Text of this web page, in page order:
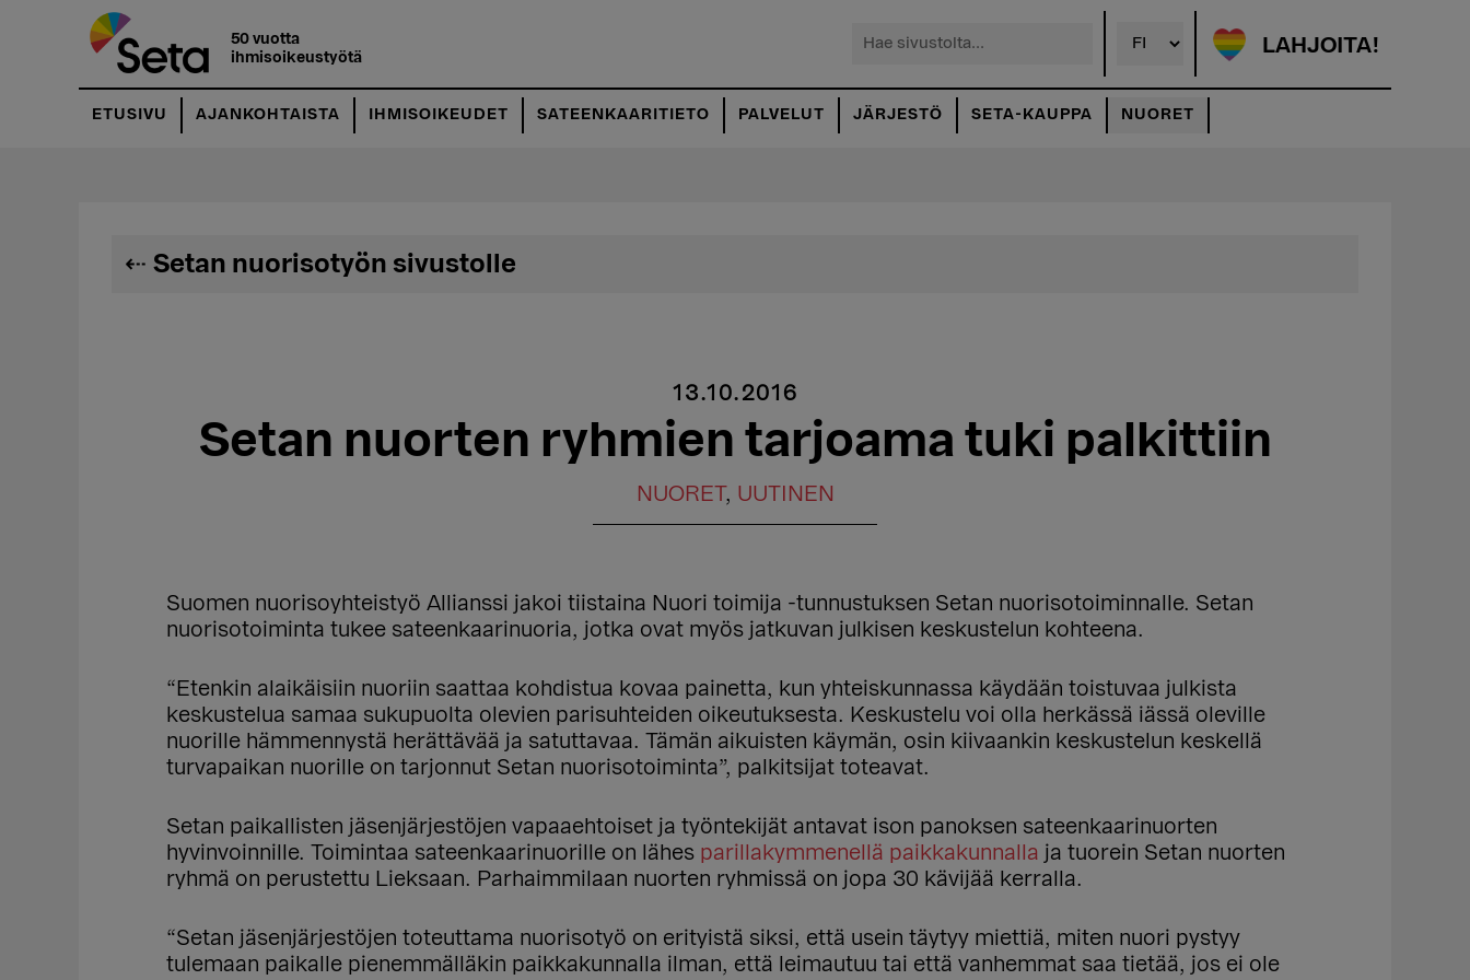
pääsisältöön
50 vuotta
ihmisoikeustyötä
LAHJOITA!
Hae
ETUSIVU AJANKOHTAISTA IHMISOIKEUDET SATEENKAARITIETO PALVELUT JÄRJESTÖ SETA-KAUPPA NUORET
Setan nuorisotyön sivustolle
13.10.2016
Setan nuorten ryhmien tarjoama tuki palkittiin
NUORET, UUTINEN
Suomen nuorisoyhteistyö Allianssi jakoi tiistaina Nuori toimija -tunnustuksen Setan nuorisotoiminnalle. Setan
nuorisotoiminta tukee sateenkaarinuoria, jotka ovat myös jatkuvan julkisen keskustelun kohteena.
“Etenkin alaikäisiin nuoriin saattaa kohdistua kovaa painetta, kun yhteiskunnassa käydään toistuvaa julkista
keskustelua samaa sukupuolta olevien parisuhteiden oikeutuksesta. Keskustelu voi olla herkässä iässä oleville
nuorille hämmennystä herättävää ja satuttavaa. Tämän aikuisten käymän, osin kiivaankin keskustelun keskellä
turvapaikan nuorille on tarjonnut Setan nuorisotoiminta”, palkitsijat toteavat.
Setan paikallisten jäsenjärjestöjen vapaaehtoiset ja työntekijät antavat ison panoksen sateenkaarinuorten
hyvinvoinnille. Toimintaa sateenkaarinuorille on lähes parillakymmenellä paikkakunnalla ja tuorein Setan nuorten
ryhmä on perustettu Lieksaan. Parhaimmilaan nuorten ryhmissä on jopa 30 kävijää kerralla.
“Setan jäsenjärjestöjen toteuttama nuorisotyö on erityistä siksi, että usein täytyy miettiä, miten nuori pystyy
tulemaan paikalle pienemmälläkin paikkakunnalla ilman, että leimautuu tai että vanhemmat saa tietää, jos ei ole